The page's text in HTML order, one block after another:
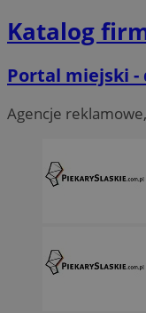
Katalog
Portal miejski -
Agencje